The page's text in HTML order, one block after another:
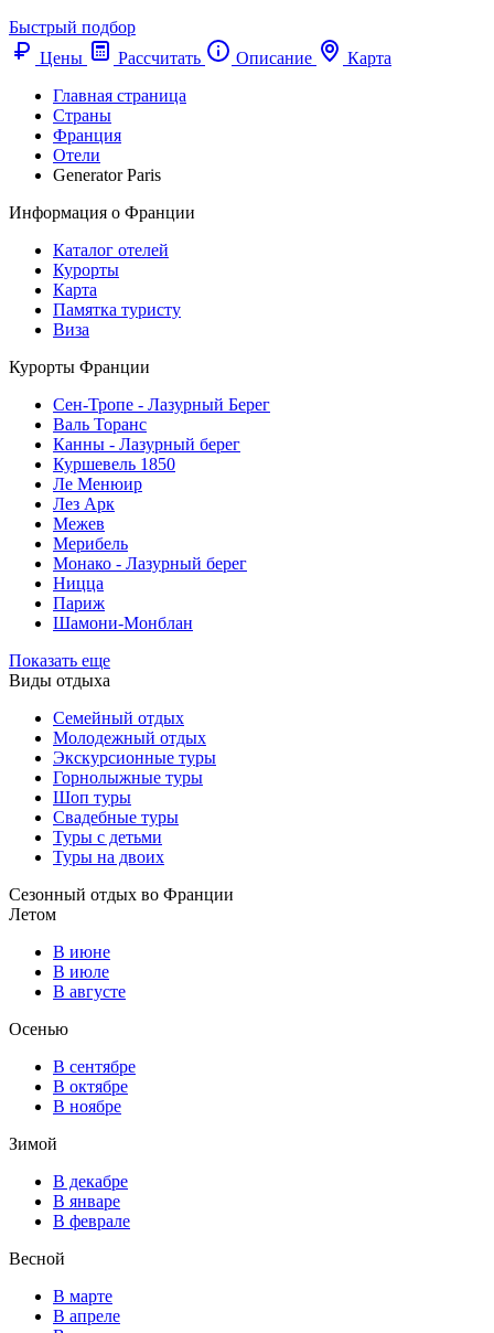
Быстрый подбор
Цены
Рассчитать Описание
Карта
Главная страница
Cтраны
Франция
Отели
Generator Paris
Информация о Франции
Каталог отелей
Курорты
Карта
Памятка туристу
Виза
Курорты Франции
Cен-Тропе - Лазурный Берег
Валь Торанс
Канны - Лазурный берег
Куршевель 1850
Ле Менюир
Лез Арк
Межев
Мерибель
Монако - Лазурный берег
Ницца
Париж
Шамони-Монблан
Показать еще
Виды отдыха
Семейный отдых
Молодежный отдых
Экскурсионные туры
Горнолыжные туры
Шоп туры
Свадебные туры
Туры с детьми
Туры на двоих
Сезонный отдых во Франции
Летом
В июне
В июле
В августе
Осенью
В сентябре
В октябре
В ноябре
Зимой
В декабре
В январе
В феврале
Весной
В марте
В апреле